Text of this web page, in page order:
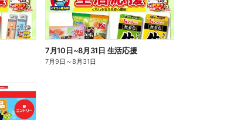
7月10日~8月31日 生活応援
7月9日 ～8月31日